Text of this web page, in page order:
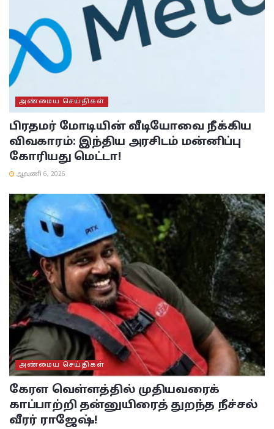
அண்மைய செய்திகள்
பிரதமர் மோடியின் வீடியோவை நீக்கிய
விவகாரம்: இந்திய அரசிடம் மன்னிப்பு
கோரியது மெட்டா!
ஆவணி 6, 2026
அண்மைய செய்திகள்
கேரள வெள்ளத்தில் முதியவரைக்
காப்பாற்றி தன்னுயிரைத் துறந்த நீச்சல்
வீரர் ராஜேஷ்!